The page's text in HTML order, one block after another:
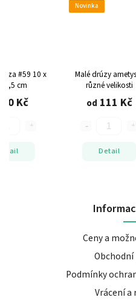
#59 10 x
6,5 cm
Kč
Novinka
Malé drúzy
různé velikosti
od 111 Kč
Detail
Ceny a
Podmínky
Vrácení a